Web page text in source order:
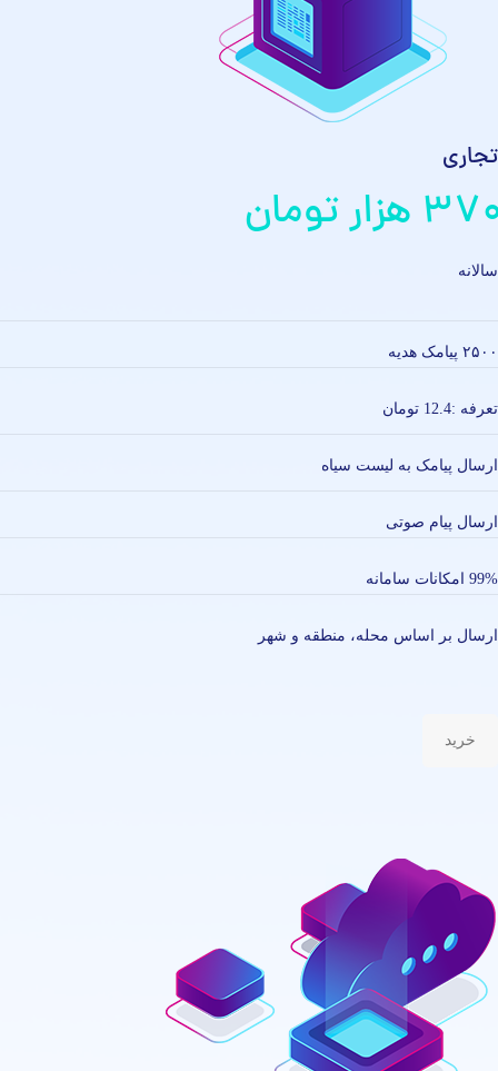
تجاری
۳۷۰ هزار تومان
سالانه
۲۵۰۰ پیامک هدیه
تعرفه :‌12.4 تومان
ارسال پیامک به لیست سیاه
ارسال پیام صوتی
99% امکانات سامانه
ارسال بر اساس محله، منطقه و شهر
خرید